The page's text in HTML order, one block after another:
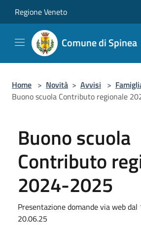
Regione Veneto
Comune di Spinea
Home > Novità > Avvisi >
Buono scuola Contributo regionale
Buono scuola
Contributo
2024-2025
Presentazione domande via web dal
20.06.25